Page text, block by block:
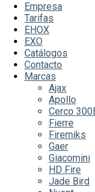
Empresa
Tarifas
EHOX
EXO
Catálogos
Contacto
Marcas
Ajax
Apollo
Cerco
Fierre
Firemiks
Gaer
Giacomini
HD Fire
Jade Bird